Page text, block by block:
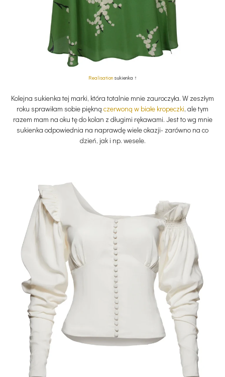
Realisation sukienka ↑
Kolejna sukienka tej marki, która totalnie mnie zauroczyła. W zeszłym
roku sprawiłam sobie piękną czerwoną w białe kropeczki, ale tym
razem mam na oku tę do kolan z długimi rękawami. Jest to wg mnie
sukienka odpowiednia na naprawdę wiele okazji- zarówno na co
dzień, jak i np. wesele.